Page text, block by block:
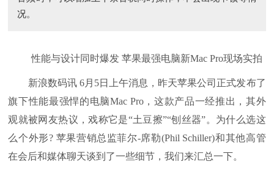
况。
性能与设计同时爆发 苹果最强电脑新Mac Pro现场实拍
新浪数码讯 6月5日上午消息，昨天苹果公司正式发布了
旗下性能最强悍的电脑Mac Pro，这款产品一经推出，其外
观就被网友热议，戏称它是“土豆擦”“刨丝器”。为什么选这
么个外形? 苹果营销总监菲尔-席勒(Phil Schiller)和其他高管
在会后和媒体聊天谈到了一些细节，我们来汇总一下。